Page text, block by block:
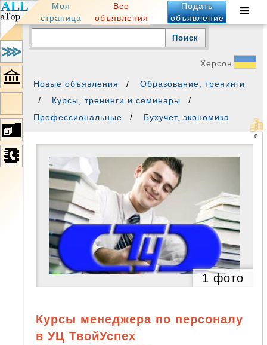
региональная
доска
объявлений
барахолка
интернет
частные
бесплатные
Моя
страница
Все
объявления
≡
Подать
объявление
⋙
×
Все
Фото
Контакты
Похожие
Объявления
автора 440
Херсон
Новые объявления
Образование, тренинги
Курсы, тренинги и семинары
Профессиональные
Бухучет, экономика
1 фото
Курсы менеджера по персоналу
в УЦ ТвойУспех
0